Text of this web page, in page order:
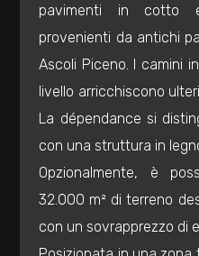
pavimenti in cotto
provenienti da antichi
Ascoli Piceno. I camini
livello arricchiscono
La dépendance si
con una struttura in
Opzionalmente, è
32.000 m² di terreno
con un sovrapprezzo di
5
5+
Camere
minime
Qualsiasi
1